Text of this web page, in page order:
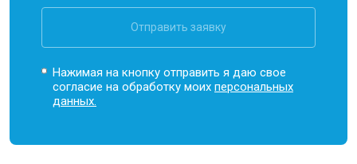
Отправить заявку
Нажимая на кнопку отправить я даю свое
согласие на обработку моихперсональных
данных.